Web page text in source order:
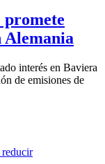
promete
Alemania
interés en Baviera
de emisiones de